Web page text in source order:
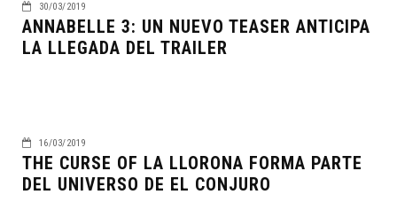
30/03/2019
ANNABELLE 3: UN NUEVO TEASER ANTICIPA
LA LLEGADA DEL TRAILER
16/03/2019
THE CURSE OF LA LLORONA FORMA PARTE
DEL UNIVERSO DE EL CONJURO